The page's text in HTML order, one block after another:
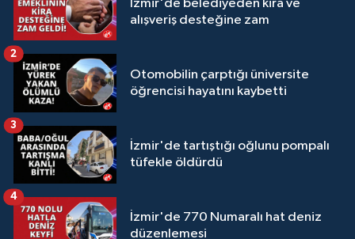
İzmir'de belediyeden kira ve
alışveriş desteğine zam
Otomobilin çarptığı üniversite
öğrencisi hayatını kaybetti
2
İzmir'de tartıştığı oğlunu pompalı
tüfekle öldürdü
3
İzmir'de 770 Numaralı hat deniz
düzenlemesi
4